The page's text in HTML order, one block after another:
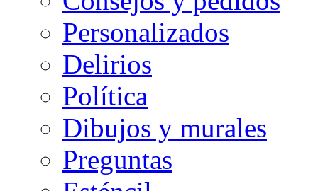
Personalizados
Delirios
Política
Dibujos y murales
Preguntas